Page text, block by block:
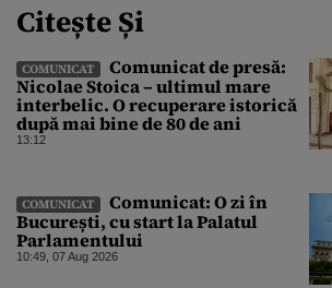
Citește Și
COMUNICAT
Comunicat de presă:
Nicolae Stoica – ultimul mare
interbelic. O recuperare istorică
după mai bine de 80 de ani
13:12
COMUNICAT
Comunicat: O zi în
București, cu start la Palatul
Parlamentului
10:49, 07 Aug 2026